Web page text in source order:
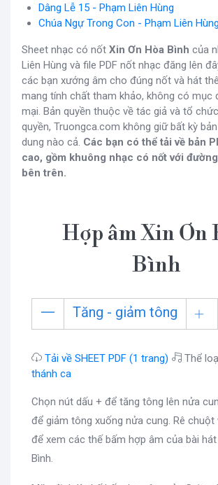
Dâng Lễ 15 - Phạm Liên Hùng
Chúa Ngự Trong Con - Phạm Liên Hùng
Sheet nhạc có nốt Xin Ơn Hòa Bình của
Liên Hùng và file PDF nốt nhạc đăng lên
các bạn xướng âm cho đúng nốt và hát
mang tính chất tham khảo, không có mục
mại. Bản quyền thuộc về tác giả và tổ
quyền, Truongca.com không giữ bất kỳ
dung nào cả. Các bạn có thể tải về bản
cao, gồm khuông nhạc có nốt với
bên trên.
Hợp âm Xin Ơn
Bình
Tăng - giảm tông
Tải về SHEET PDF (1 trang) Thể
thánh ca
Chọn nút dấu + để tăng tông lên nửa
để giảm tông xuống nửa cung. Rê chuột
để xem các thế bấm hợp âm của bài hát
Bình.